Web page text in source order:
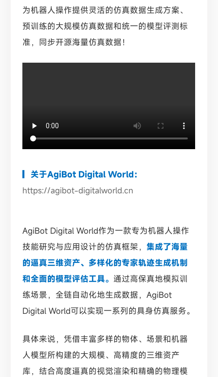
为机器人操作提供灵活的仿真数据生成方案、
预训练的大规模仿真数据和统一的模型评测标
准，同步开源海量仿真数据！
关于AgiBot Digital World：
https://agibot-digitalworld.cn
AgiBot Digital World作为一款专为机器人操作
技能研究与应用设计的仿真框架，集成了海量
的逼真三维资产、多样化的专家轨迹生成机制
和全面的模型评估工具。 通过高保真地模拟训
练场景，全链自动化地生成数据，AgiBot
Digital World可以实现一系列的具身仿真服务。
具体来说，凭借丰富多样的物体、场景和机器
人模型所构建的大规模、高精度的三维资产
库，结合高度逼真的视觉渲染和精确的物理模